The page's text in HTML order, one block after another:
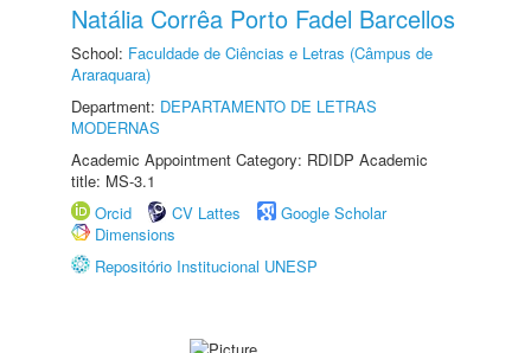
Natália Corrêa Porto Fadel Barcellos
School: Faculdade de Ciências e Letras (Câmpus de
Araraquara)
Department: DEPARTAMENTO DE LETRAS
MODERNAS
Academic Appointment Category: RDIDP Academic
title: MS-3.1
Orcid
CV Lattes
Google Scholar
Dimensions
Repositório Institucional UNESP